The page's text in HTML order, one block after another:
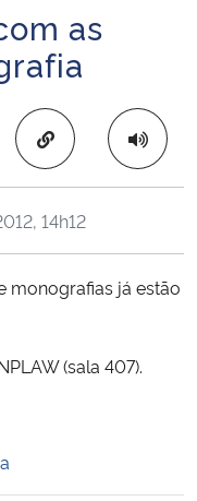
as
Copiar para área
14h12
monografias já estão
(sala 407).